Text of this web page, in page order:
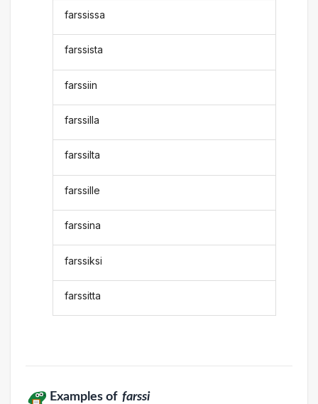
farssissa
farssista
farssiin
farssilla
farssilta
farssille
farssina
farssiksi
farssitta
Examples of farssi